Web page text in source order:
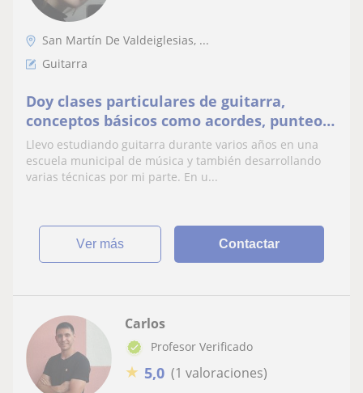
San Martín De Valdeiglesias, ...
Guitarra
Doy clases particulares de guitarra,
conceptos básicos como acordes, punteos,
ritmos, canciones
Llevo estudiando guitarra durante varios años en una
escuela municipal de música y también desarrollando
varias técnicas por mi parte. En u...
ver más Contactar
Carlos
Profesor Verificado
★ 5,0 (1 valoraciones)